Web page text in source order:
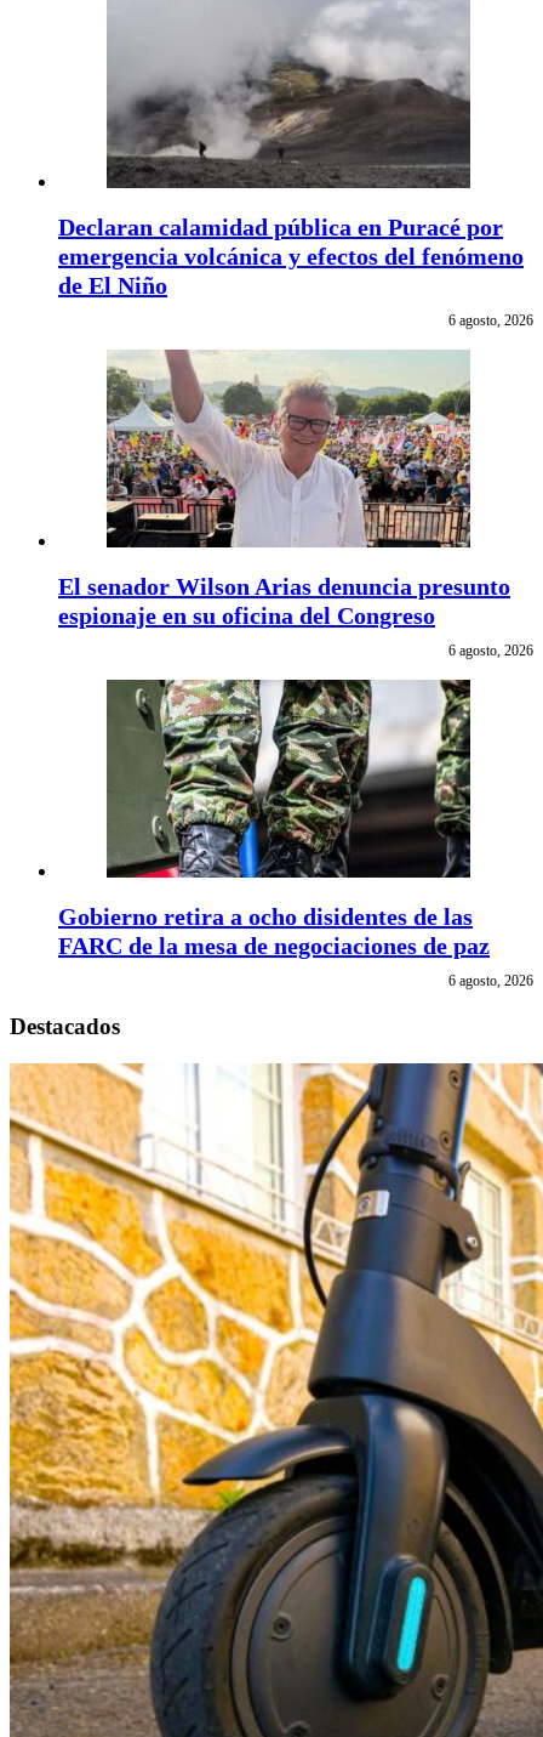
Declaran calamidad pública en Puracé por
emergencia volcánica y efectos del fenómeno
de El Niño
6 agosto, 2026
El senador Wilson Arias denuncia presunto
espionaje en su oficina del Congreso
6 agosto, 2026
Gobierno retira a ocho disidentes de las
FARC de la mesa de negociaciones de paz
6 agosto, 2026
Destacados